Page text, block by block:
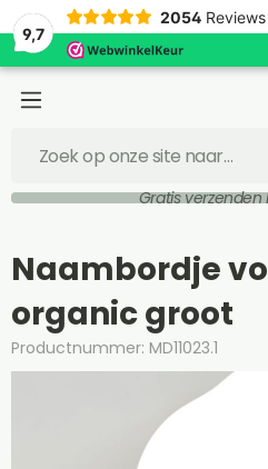
9,7
2054 Reviews
Gratis
Naambordje
organic groot
Productnummer: MD11023.1